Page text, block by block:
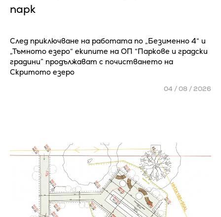
парк
След приключване на работата по „Безименно 4“ и
„Тъмното езеро“ екипите на ОП “Паркове и градски
градини” продължават с почистването на
Скритото езеро
04 / 08 / 2026